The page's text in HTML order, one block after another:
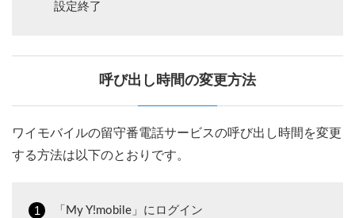
設定終了
呼び出し時間の変更方法
ワイモバイルの留守番電話サービスの呼び出し時間を変更
する方法は以下のとおりです。
「My Y!mobile」にログイン